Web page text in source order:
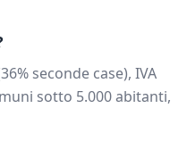
seconde case), IVA
sotto 5.000 abitanti,